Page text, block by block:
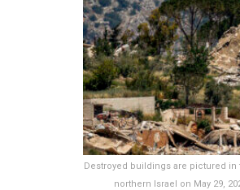
Destroyed buildings are pictured
northern Israel on May 29,